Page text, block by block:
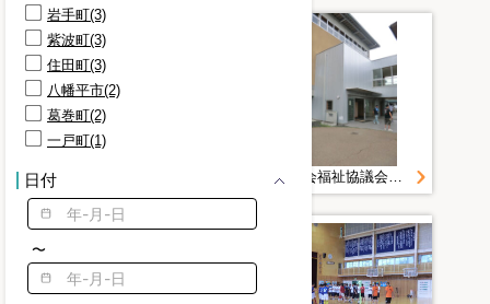
岩手町(3)
紫波町(3)
住田町(3)
八幡平市(2)
葛巻町(2)
一戸町(1)
日付
〜
山田町社会福祉協議会＿災害復旧・復興活動写真＿２０１１０７１４清水エスパルスサッカー交流＿静岡県社協＿山田中学校